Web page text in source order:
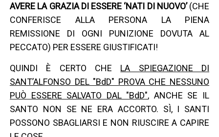
AVERE LA GRAZIA DI ESSERE ‘NATI DI NUOVO’(CHE
CONFERISCE ALLA PERSONA LA PIENA
REMISSIONE DI OGNI PUNIZIONE DOVUTA AL
PECCATO) PER ESSERE GIUSTIFICATI!
QUINDI È CERTO CHE LA SPIEGAZIONE DI
SANT’ALFONSO DEL "BdD" PROVA CHE NESSUNO
PUÒ ESSERE SALVATO DAL "BdD", ANCHE SE IL
SANTO NON SE NE ERA ACCORTO. SÌ, I SANTI
POSSONO SBAGLIARSI E NON RIUSCIRE A CAPIRE